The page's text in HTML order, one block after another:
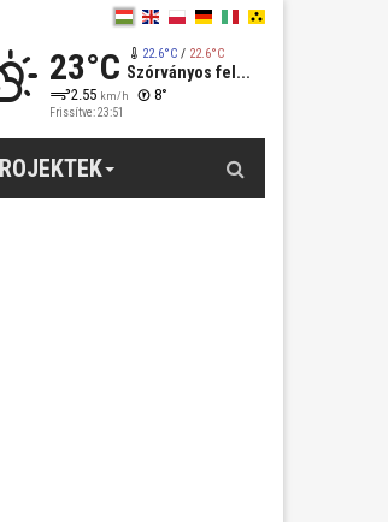
23°C 22.6°C/ 22.6°C
Szórványos fel...
2.55 km/h 8°
Frissítve: 23:51